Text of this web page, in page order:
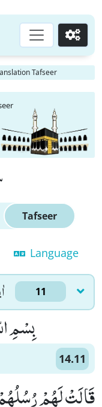
Go
Tafseer
Tafseer
Language
11
بِسْمِ
14.11
قَالَتْ لَهُمْ